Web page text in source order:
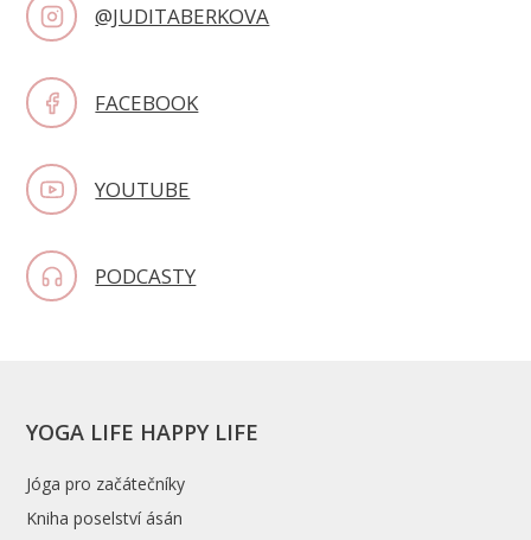
@JUDITABERKOVA
FACEBOOK
YOUTUBE
PODCASTY
YOGA LIFE HAPPY LIFE
Jóga pro začátečníky
Kniha poselství ásán